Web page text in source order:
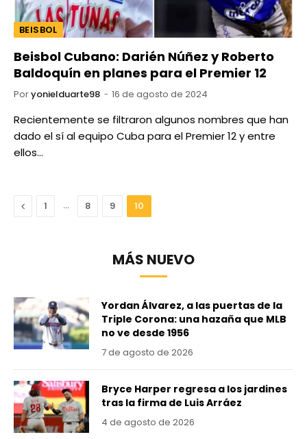
BEISBOL
Beisbol Cubano: Darién Núñez y Roberto
Baldoquín en planes para el Premier 12
Poryonielduarte98 16 de agosto de 2024
Recientemente se filtraron algunos nombres que han
dado el sí al equipo Cuba para el Premier 12 y entre
ellos…
Anterior
1 … 8 9 10
MÁS NUEVO
Yordan Álvarez, a las puertas de la
Triple Corona: una hazaña que MLB
no ve desde 1956
7 de agosto de 2026
Bryce Harper regresa a los jardines
tras la firma de Luis Arráez
4 de agosto de 2026